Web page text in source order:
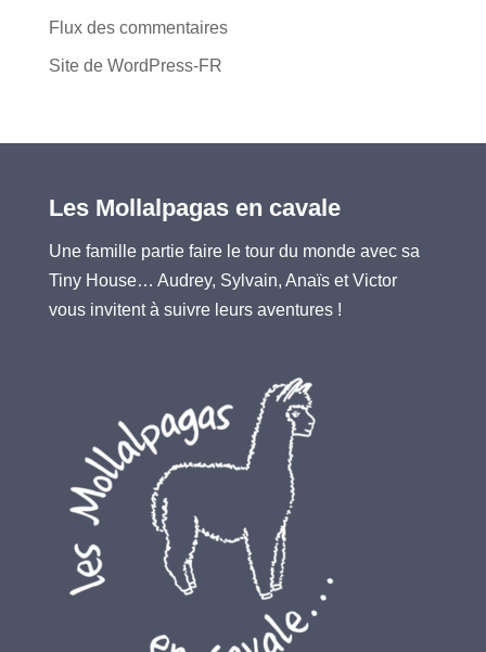
Flux des commentaires
Site de WordPress-FR
Les Mollalpagas en cavale
Une famille partie faire le tour du monde avec sa
Tiny House… Audrey, Sylvain, Anaïs et Victor
vous invitent à suivre leurs aventures !